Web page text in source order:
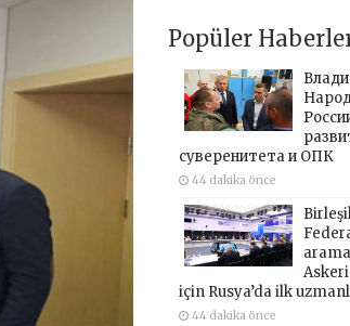
Popüler
суверенитета и ОПК
44 dakika önce
için Rusya’da ilk
44 dakika önce